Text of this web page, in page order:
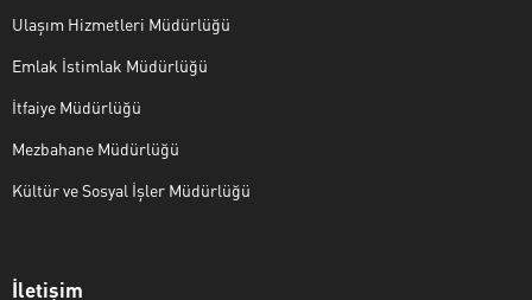
Ulaşım Hizmetleri Müdürlüğü
Emlak İstimlak Müdürlüğü
İtfaiye Müdürlüğü
Mezbahane Müdürlüğü
Kültür ve Sosyal İşler Müdürlüğü
İletişim